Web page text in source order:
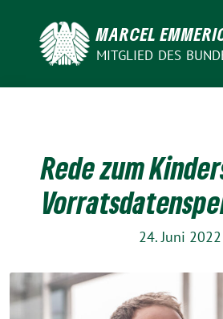
MARCEL
MITGLIED DES
Rede zum
24. Juni 2022